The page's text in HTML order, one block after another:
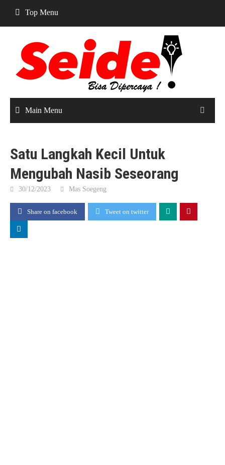
content
Top Menu
Main Menu
Satu Langkah Kecil Untuk
Mengubah Nasib Seseorang
30/12/2023 Mas Soegeng
Share on facebook Tweet on twitter